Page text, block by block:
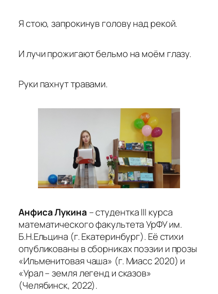
Я стою, запрокинув голову над рекой.
И лучи прожигают бельмо на моём глазу.
Руки пахнут травами.
Анфиса Лукина – студентка III курса
математического факультета УрФУ им.
Б.Н.Ельцина (г. Екатеринбург). Её стихи
опубликованы в сборниках поэзии и прозы
«Ильменитовая чаша» (г. Миасс 2020) и
«Урал – земля легенд и сказов»
(Челябинск, 2022).